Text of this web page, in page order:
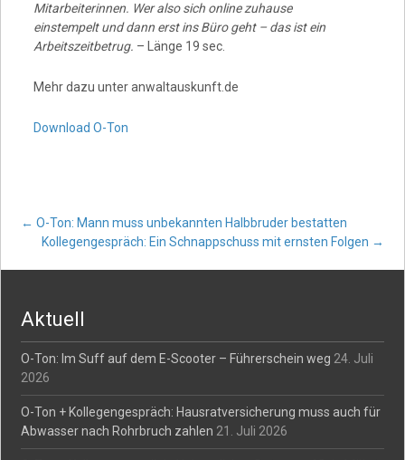
Mitarbeiterinnen. Wer also sich online zuhause
einstempelt und dann erst ins Büro geht – das ist ein
Arbeitszeitbetrug. – Länge 19 sec.
Mehr dazu unter anwaltauskunft.de
Download O-Ton
Post
← O-Ton: Mann muss unbekannten Halbbruder bestatten
Kollegengespräch: Ein Schnappschuss mit ernsten Folgen →
Aktuell
O-Ton: Im Suff auf dem E-Scooter – Führerschein weg 24. Juli
2026
O-Ton + Kollegengespräch: Hausratversicherung muss auch für
Abwasser nach Rohrbruch zahlen 21. Juli 2026